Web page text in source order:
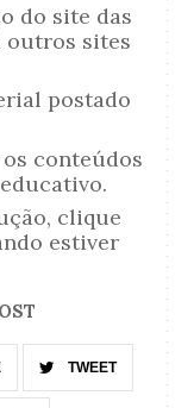
do site das
outros sites
postado
conteúdos
clique
estiver
TWEET